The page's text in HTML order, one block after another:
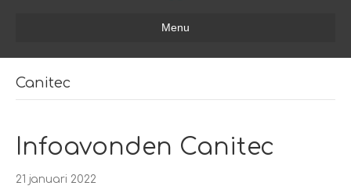
Menu
Canitec
Infoavonden Canitec
21 januari 2022